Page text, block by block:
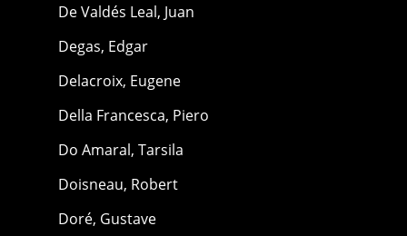
De Valdés Leal, Juan
Degas, Edgar
Delacroix, Eugene
Della Francesca, Piero
Do Amaral, Tarsila
Doisneau, Robert
Doré, Gustave